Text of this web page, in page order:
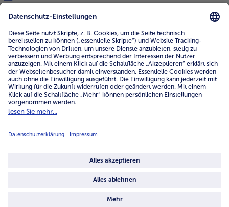
0800 - 000 19 18
Mo.-Fr.: 7-21 Uhr Sa: 8-16 Uhr
Service
Unternehmen
Über uns